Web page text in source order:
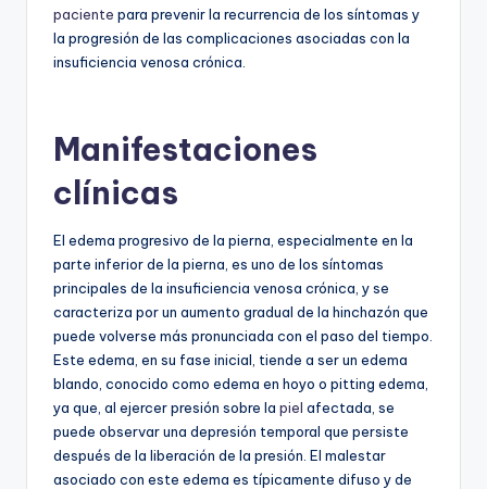
paciente para prevenir la recurrencia de los síntomas y
la progresión de las complicaciones asociadas con la
insuficiencia venosa crónica.
Manifestaciones
clínicas
El edema progresivo de la pierna, especialmente en la
parte inferior de la pierna, es uno de los síntomas
principales de la insuficiencia venosa crónica, y se
caracteriza por un aumento gradual de la hinchazón que
puede volverse más pronunciada con el paso del tiempo.
Este edema, en su fase inicial, tiende a ser un edema
blando, conocido como edema en hoyo o pitting edema,
ya que, al ejercer presión sobre la piel afectada, se
puede observar una depresión temporal que persiste
después de la liberación de la presión. El malestar
asociado con este edema es típicamente difuso y de